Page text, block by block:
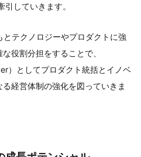
していきます。
とテクノロジーやプロダクトに強
役割分担をすることで、
）としてプロダクト統括とイノベ
経営体制の強化を図っていきま